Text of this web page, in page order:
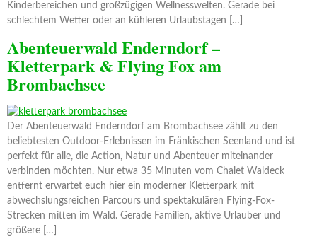
Kinderbereichen und großzügigen Wellnesswelten. Gerade bei
schlechtem Wetter oder an kühleren Urlaubstagen […]
Abenteuerwald Enderndorf –
Kletterpark & Flying Fox am
Brombachsee
Der Abenteuerwald Enderndorf am Brombachsee zählt zu den
beliebtesten Outdoor-Erlebnissen im Fränkischen Seenland und ist
perfekt für alle, die Action, Natur und Abenteuer miteinander
verbinden möchten. Nur etwa 35 Minuten vom Chalet Waldeck
entfernt erwartet euch hier ein moderner Kletterpark mit
abwechslungsreichen Parcours und spektakulären Flying-Fox-
Strecken mitten im Wald. Gerade Familien, aktive Urlauber und
größere […]